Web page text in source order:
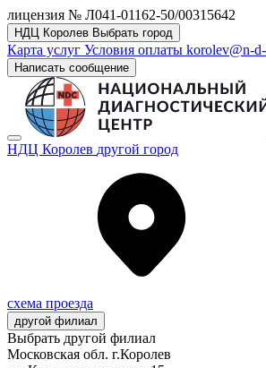
лицензия № Л041-01162-50/00315642
НДЦ Королев Выбрать город
Карта услуг Условия оплаты korolev@n-
Написать сообщение
НДЦ Королев другой город
схема проезда
другой филиал
Выбрать другой филиал
Московская обл. г.Королев